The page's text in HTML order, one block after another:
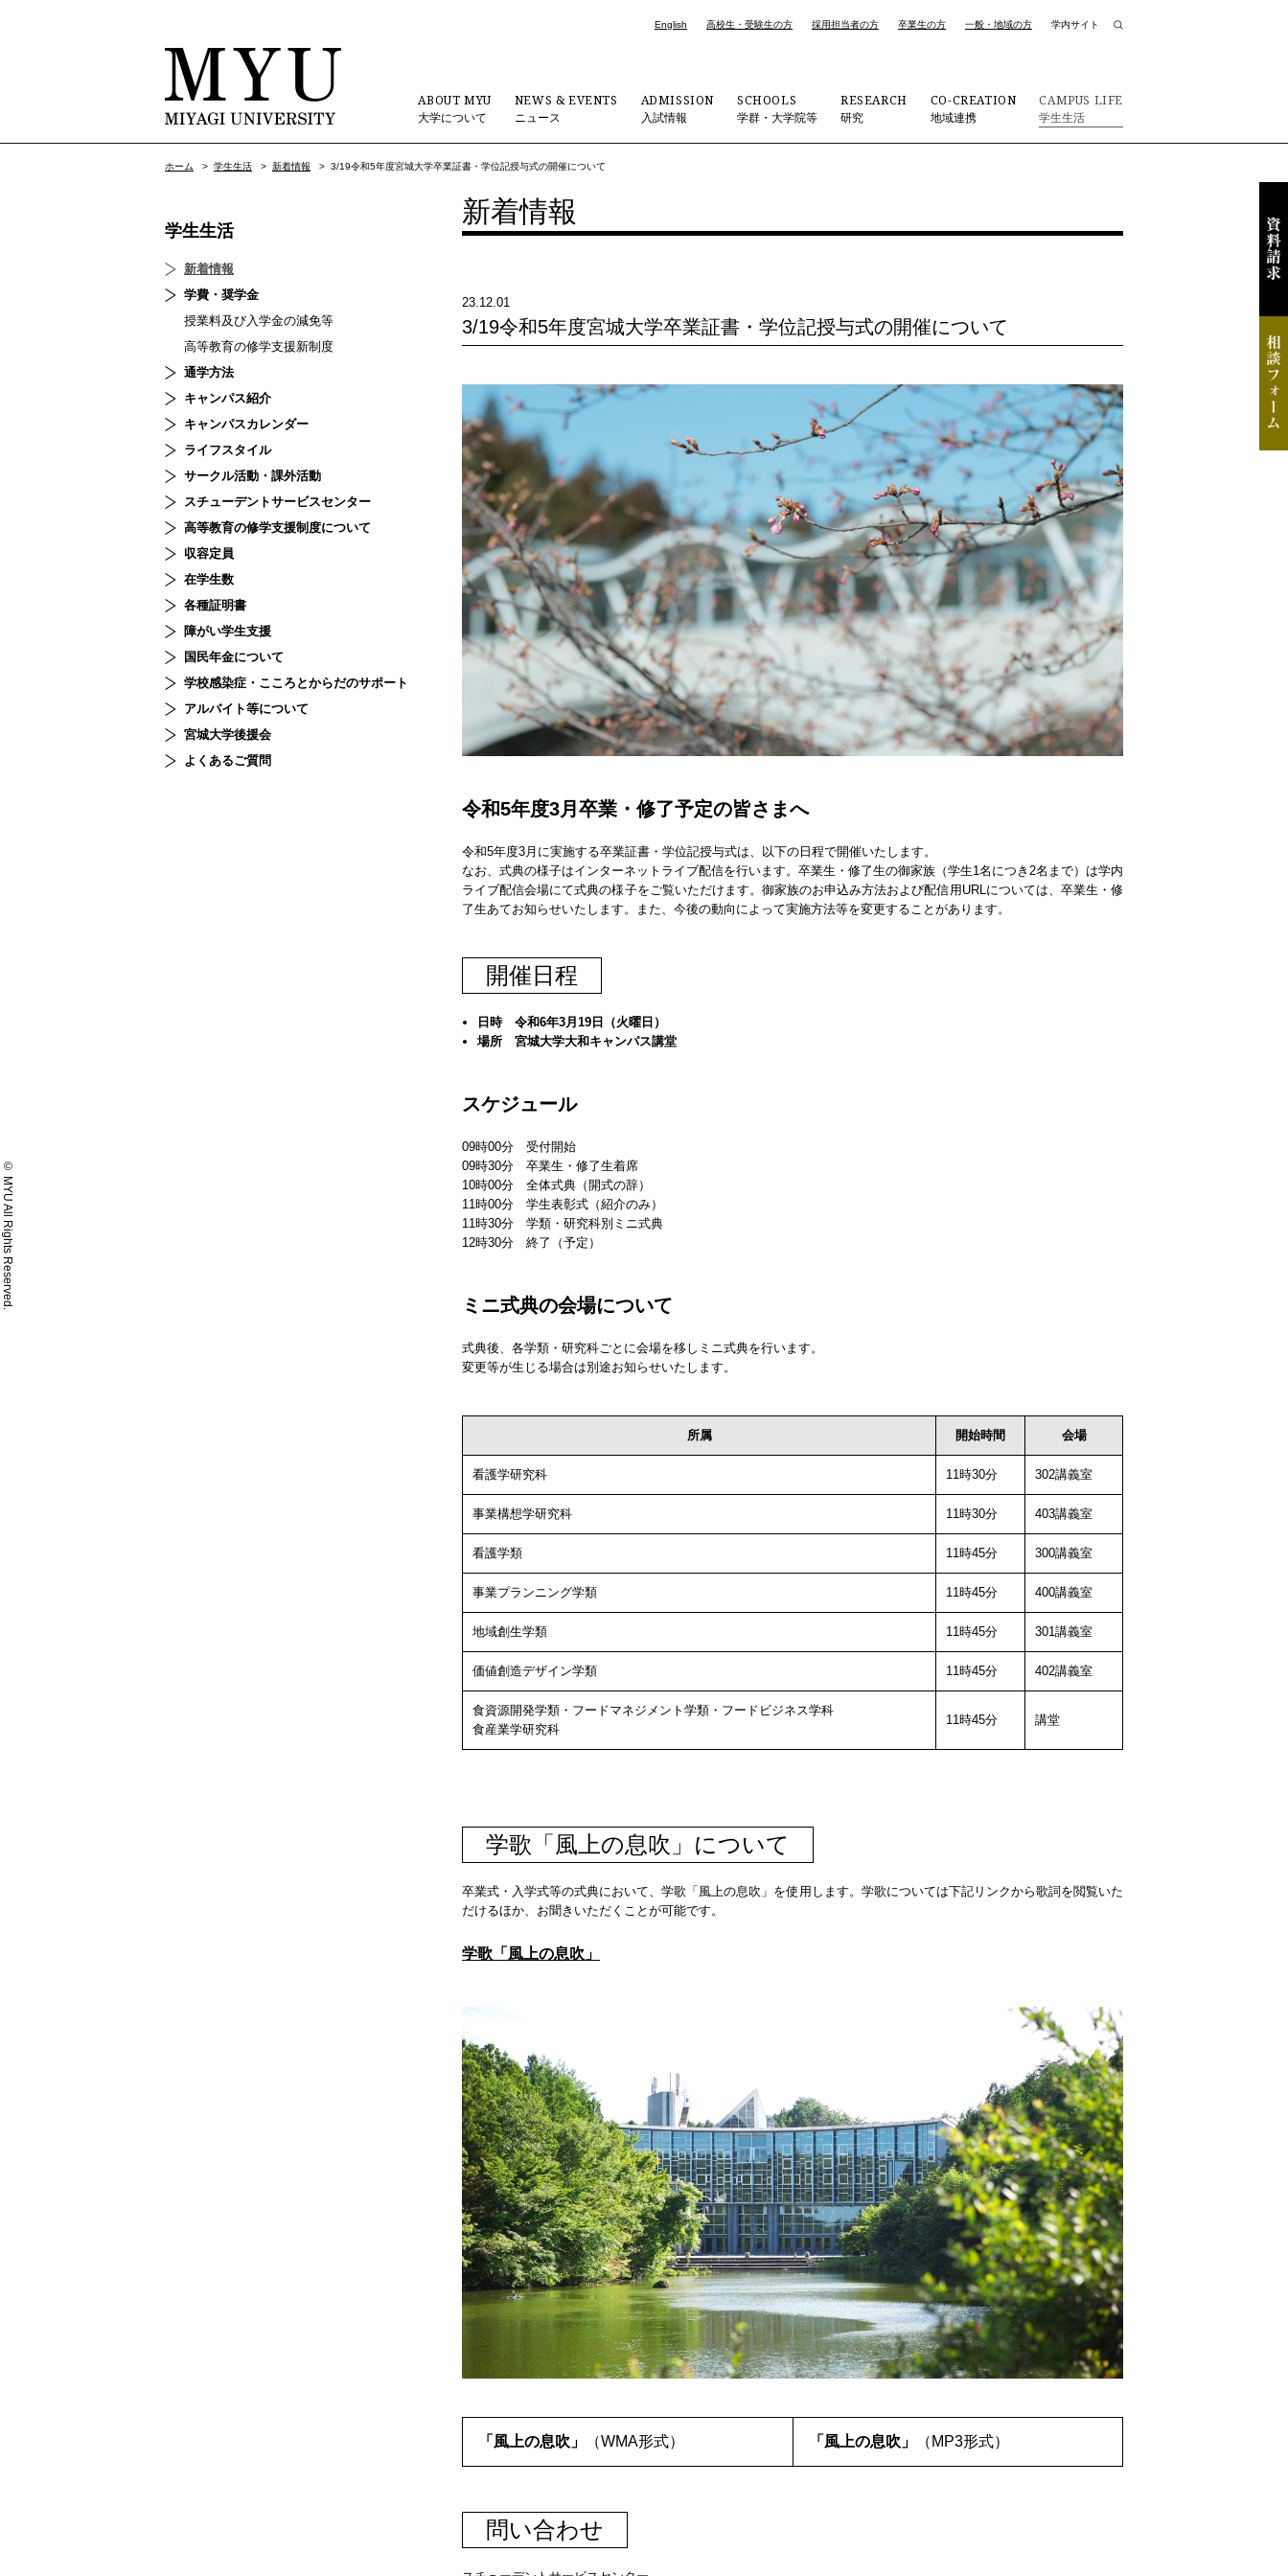
English 高校生・受験生の方 採用担当者の方 卒業生の方 一般・地域の方 学内サイト
ABOUT MYU
大学について
NEWS & EVENTS
ニュース
ADMISSION
入試情報
SCHOOLS
学群・大学院等
RESEARCH
研究
CO-CREATION
地域連携
CAMPUS LIFE
学生生活
ホーム > 学生生活 > 新着情報 > 3/19令和5年度宮城大学卒業証書・学位記授与式の開催について
新着情報
23.12.01
3/19令和5年度宮城大学卒業証書・学位記授与式の開催について
令和5年度3月卒業・修了予定の皆さまへ
令和5年度3月に実施する卒業証書・学位記授与式は、以下の日程で開催いたします。
なお、式典の様子はインターネットライブ配信を行います。卒業生・修了生の御家族（学生1名につき2名まで）は学内
ライブ配信会場にて式典の様子をご覧いただけます。御家族のお申込み方法および配信用URLについては、卒業生・修
了生あてお知らせいたします。また、今後の動向によって実施方法等を変更することがあります。
開催日程
日時 令和6年3月19日（火曜日）
場所 宮城大学大和キャンパス講堂
スケジュール
09時00分 受付開始
09時30分 卒業生・修了生着席
10時00分 全体式典（開式の辞）
11時00分 学生表彰式（紹介のみ）
11時30分 学類・研究科別ミニ式典
12時30分 終了（予定）
ミニ式典の会場について
式典後、各学類・研究科ごとに会場を移しミニ式典を行います。
変更等が生じる場合は別途お知らせいたします。
所属 開始時間 会場
看護学研究科 11時30分 302講義室
事業構想学研究科 11時30分 403講義室
看護学類 11時45分 300講義室
事業プランニング学類 11時45分 400講義室
地域創生学類 11時45分 301講義室
価値創造デザイン学類 11時45分 402講義室
食資源開発学類・フードマネジメント学類・フードビジネス学科
食産業学研究科
11時45分 講堂
学歌「風上の息吹」について
卒業式・入学式等の式典において、学歌「風上の息吹」を使用します。学歌については下記リンクから歌詞を閲覧いた
だけるほか、お聞きいただくことが可能です。
学歌「風上の息吹」
「風上の息吹」 （WMA形式） 「風上の息吹」 （MP3形式）
問い合わせ
学生生活
新着情報
学費・奨学金
授業料及び入学金の減免等
高等教育の修学支援新制度
通学方法
キャンパス紹介
キャンパスカレンダー
ライフスタイル
サークル活動・課外活動
スチューデントサービスセンター
高等教育の修学支援制度について
収容定員
在学生数
各種証明書
障がい学生支援
国民年金について
学校感染症・こころとからだのサポート
アルバイト等について
宮城大学後援会
よくあるご質問
© MYU All Rights Reserved.